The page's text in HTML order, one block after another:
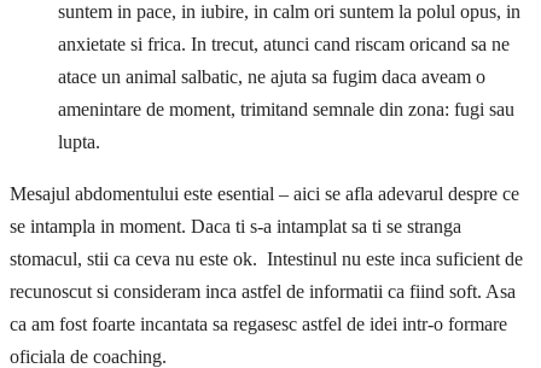
suntem in pace, in iubire, in calm ori suntem la polul opus, in
anxietate si frica. In trecut, atunci cand riscam oricand sa ne
atace un animal salbatic, ne ajuta sa fugim daca aveam o
amenintare de moment, trimitand semnale din zona: fugi sau
lupta.
Mesajul abdomentului este esential – aici se afla adevarul despre ce
se intampla in moment. Daca ti s-a intamplat sa ti se stranga
stomacul, stii ca ceva nu este ok. Intestinul nu este inca suficient de
recunoscut si consideram inca astfel de informatii ca fiind soft. Asa
ca am fost foarte incantata sa regasesc astfel de idei intr-o formare
oficiala de coaching.